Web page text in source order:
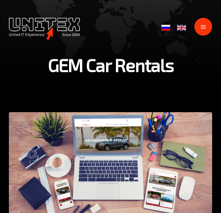
GEM Car Rentals